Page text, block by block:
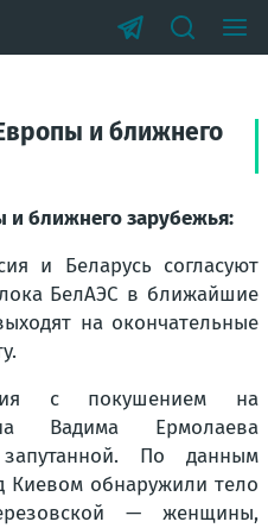
и ближнего
и ближнего зарубежья:
и Беларусь согласуют
БелАЭС в ближайшие
на окончательные
с покушением на
Вадима Ермолаева
По данным
Киевом обнаружили тело
— женщины,